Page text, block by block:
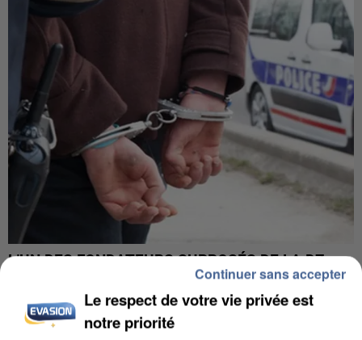
L’UN DES FONDATEURS SUPPOSÉS DE LA DZ
MAFIA INTERPELLÉ EN ALGÉRIE
Le respect de votre vie privée est
notre priorité
Continuer sans accepter